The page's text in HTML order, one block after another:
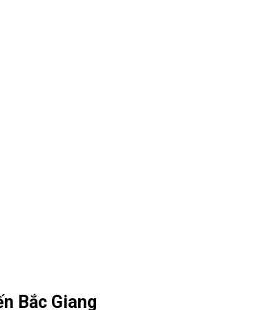
Bắc Giang